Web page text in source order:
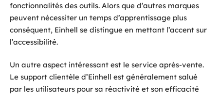
fonctionnalités des outils. Alors que d’autres marques
peuvent nécessiter un temps d’apprentissage plus
conséquent, Einhell se distingue en mettant l’accent sur
l’accessibilité.
Un autre aspect intéressant est le service après-vente.
Le support clientèle d’Einhell est généralement salué
par les utilisateurs pour sa réactivité et son efficacité